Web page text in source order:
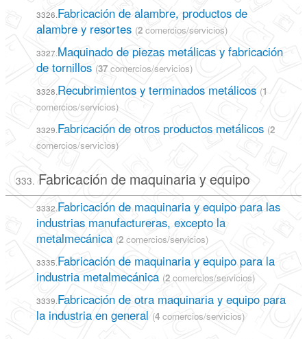
3326.Fabricación de alambre, productos de
alambre y resortes (2 comercios/servicios)
3327.Maquinado de piezas metálicas y fabricación
de tornillos (37 comercios/servicios)
3328.Recubrimientos y terminados metálicos (1
comercios/servicios)
3329.Fabricación de otros productos metálicos (2
comercios/servicios)
333. Fabricación de maquinaria y equipo
3332.Fabricación de maquinaria y equipo para las
industrias manufactureras, excepto la
metalmecánica (2 comercios/servicios)
3335.Fabricación de maquinaria y equipo para la
industria metalmecánica (2 comercios/servicios)
3339.Fabricación de otra maquinaria y equipo para
la industria en general (4 comercios/servicios)